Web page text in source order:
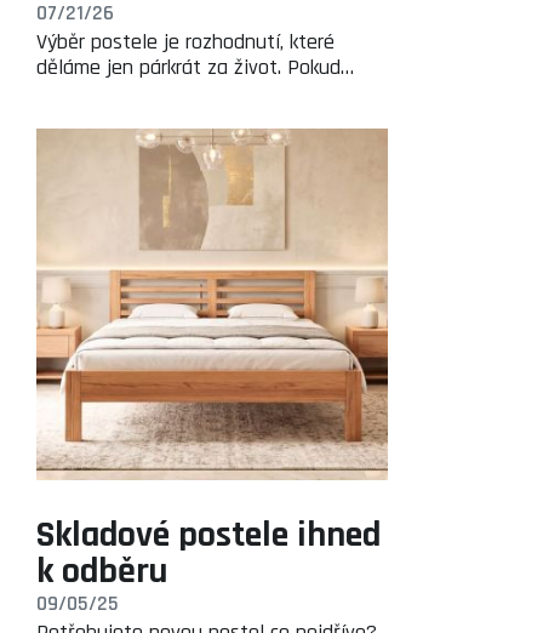
07/21/26
Výběr postele je rozhodnutí, které
děláme jen párkrát za život. Pokud…
Skladové postele ihned
k odběru
09/05/25